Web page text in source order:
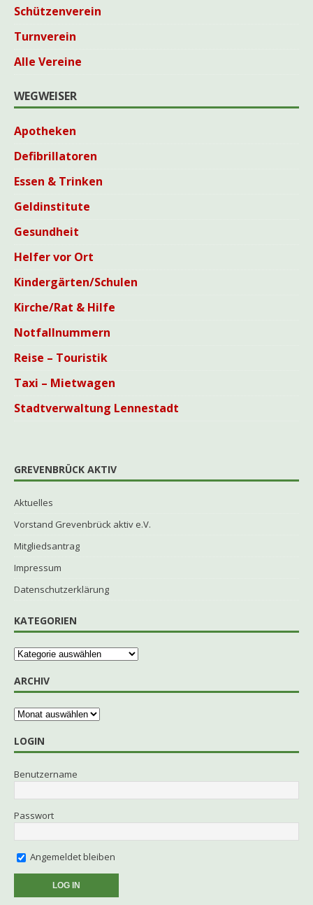
Schützenverein
Turnverein
Alle Vereine
WEGWEISER
Apotheken
Defibrillatoren
Essen & Trinken
Geldinstitute
Gesundheit
Helfer vor Ort
Kindergärten/Schulen
Kirche/Rat & Hilfe
Notfallnummern
Reise – Touristik
Taxi – Mietwagen
Stadtverwaltung Lennestadt
GREVENBRÜCK AKTIV
Aktuelles
Vorstand Grevenbrück aktiv e.V.
Mitgliedsantrag
Impressum
Datenschutzerklärung
KATEGORIEN
ARCHIV
LOGIN
Benutzername
Passwort
Angemeldet bleiben